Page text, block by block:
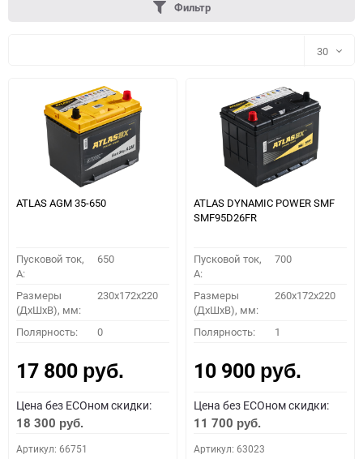
ПОДОБРАТЬ
Как определить полярность?
0 - обратная 1 - прямая 3 - обратная 4 - прямая
Фильтр
30
30
60
90
ATLAS AGM 35-650
Пусковой ток,
A:
650
Размеры
(ДхШхВ), мм:
230x172x220
Полярность: 0
17 800 руб.
Цена без ECOном скидки:
18 300 руб.
Артикул: 66751
ATLAS DYNAMIC POWER SMF
SMF95D26FR
Пусковой ток,
A:
700
Размеры
(ДхШхВ), мм:
260x172x220
Полярность: 1
10 900 руб.
Цена без ECOном скидки:
11 700 руб.
Артикул: 63023